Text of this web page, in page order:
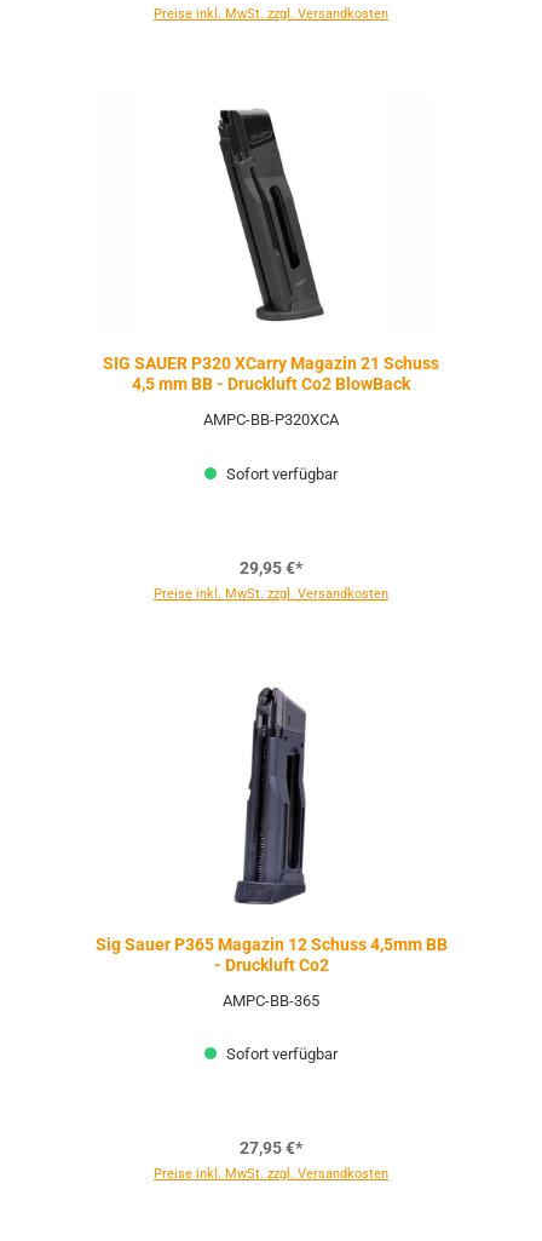
Preise inkl. MwSt. zzgl. Versandkosten
SIG SAUER P320 XCarry Magazin 21 Schuss
4,5 mm BB - Druckluft Co2 BlowBack
AMPC-BB-P320XCA
Sofort verfügbar
29,95 €*
Preise inkl. MwSt. zzgl. Versandkosten
Sig Sauer P365 Magazin 12 Schuss 4,5mm BB
- Druckluft Co2
AMPC-BB-365
Sofort verfügbar
27,95 €*
Preise inkl. MwSt. zzgl. Versandkosten